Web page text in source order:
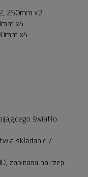
250mm x2
x4
x4
światło
składanie /
zapinana na rzep